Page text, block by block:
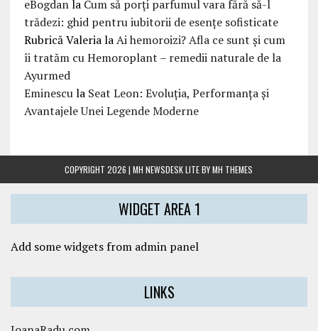
eBogdanla Cum să porți parfumul vara fără să-l
trădezi: ghid pentru iubitorii de esențe sofisticate
Rubrică ValerialaAi hemoroizi? Afla ce sunt și cum
îi tratăm cu Hemoroplant – remedii naturale de la
Ayurmed
Eminescula Seat Leon: Evoluția, Performanța și
Avantajele Unei Legende Moderne
COPYRIGHT 2026 | MH NEWSDESK LITE BYMH THEMES
WIDGET AREA 1
Add some widgets from admin panel
LINKS